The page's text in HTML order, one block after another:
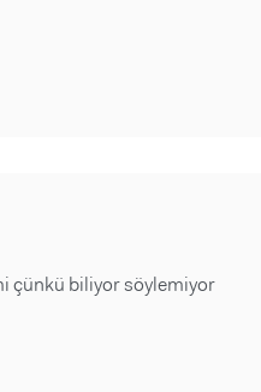
çünkü biliyor söylemiyor